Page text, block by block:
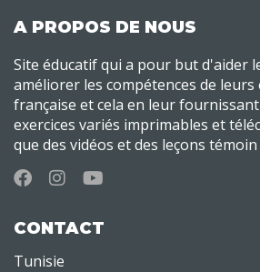
A PROPOS DE NOUS
Site éducatif qui a pour but d'aider
améliorer les compétences de
française et cela en leur
exercices variés imprimables et
que des vidéos et des leçons témoin
CONTACT
Tunisie